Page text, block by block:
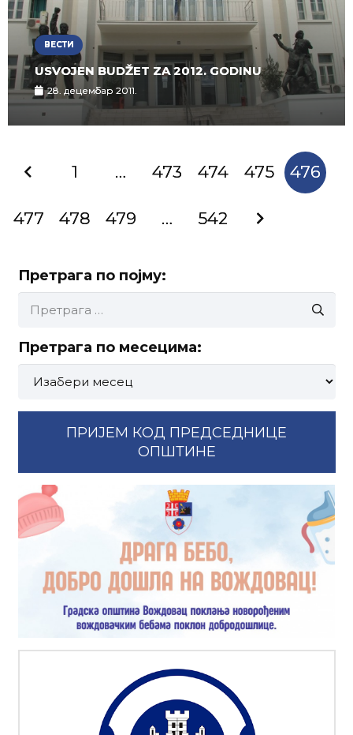
ВЕСТИ
USVOJEN BUDŽET ZA 2012. GODINU
28. децембар 2011.
1 … 473 474 475 476
477 478 479 … 542
Претрага по појму:
за:
Претрага по месецима:
месецима:
ПРИЈЕМ КОД ПРЕДСЕДНИЦЕ
ОПШТИНЕ